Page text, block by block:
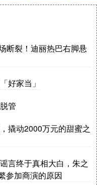
断裂！迪丽热巴右脚悬
好家当」
管
撬动2000万元的甜蜜之
言终于真相大白，朱之
参加商演的原因